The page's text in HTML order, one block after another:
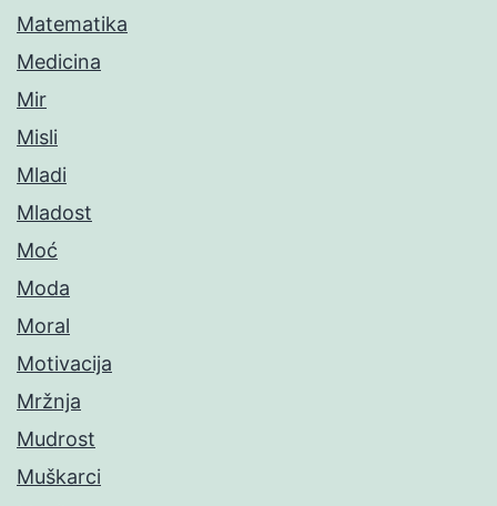
Matematika
Medicina
Mir
Misli
Mladi
Mladost
Moć
Moda
Moral
Motivacija
Mržnja
Mudrost
Muškarci